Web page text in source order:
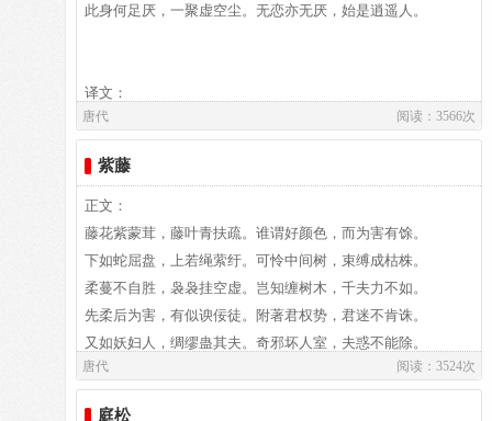
城南香山的琵琶峰。
此身何足厌，一聚虚空尘。无恋亦无厌，始是逍遥人。
译文：
译文及注释：
作者介绍：
白居易,白居易（772～846），字乐天，晚年又号称香山居
士，河南郑州新郑人，是我国唐代伟大的现实主义诗人，他的
诗歌题材广泛，形式多样，语言平易通俗，有“诗魔”和“诗
王”之称。官至翰林学士、左赞善大夫。有《白氏长庆集》传
世，代表诗作有《长恨歌》、《卖炭翁》、《琵琶行》等。白
唐代 阅读：3566次
紫藤
正文：
藤花紫蒙茸，藤叶青扶疏。谁谓好颜色，而为害有馀。
下如蛇屈盘，上若绳萦纡。可怜中间树，束缚成枯株。
柔蔓不自胜，袅袅挂空虚。岂知缠树木，千夫力不如。
先柔后为害，有似谀佞徒。附著君权势，君迷不肯诛。
又如妖妇人，绸缪蛊其夫。奇邪坏人室，夫惑不能除。
寄言邦与家，所慎在其初。毫末不早辨，滋蔓信难图。
唐代 阅读：3524次
庭松